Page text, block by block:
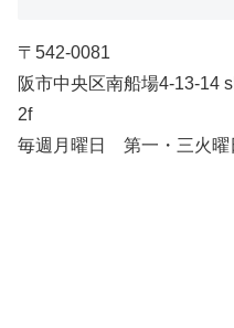
〒542-
阪市中央区南船場4-13-14
2f
毎週月曜日 第一・三火曜